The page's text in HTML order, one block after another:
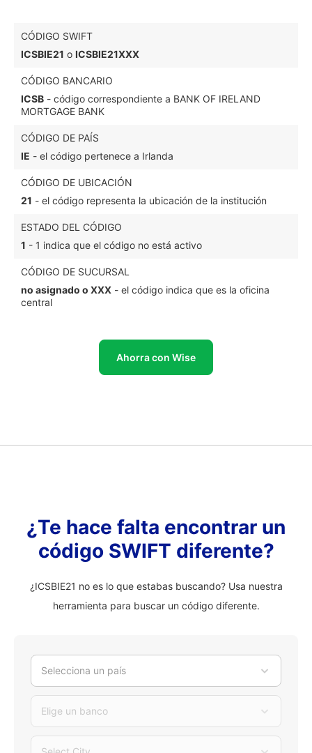
CÓDIGO SWIFT
ICSBIE21 o ICSBIE21XXX
CÓDIGO BANCARIO
ICSB - código correspondiente a BANK OF IRELAND
MORTGAGE BANK
CÓDIGO DE PAÍS
IE - el código pertenece a Irlanda
CÓDIGO DE UBICACIÓN
21 - el código representa la ubicación de la institución
ESTADO DEL CÓDIGO
1 - 1 indica que el código no está activo
CÓDIGO DE SUCURSAL
no asignado o XXX - el código indica que es la oficina
central
Ahorra con Wise
¿Te hace falta encontrar un
código SWIFT diferente?
¿ICSBIE21 no es lo que estabas buscando? Usa nuestra
herramienta para buscar un código diferente.
Selecciona un país
Elige un banco